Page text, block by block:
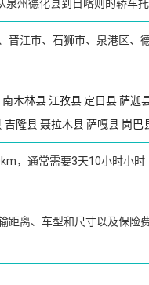
泉州德化县到日喀则的轿车
晋江市、石狮市、泉港区、
南木林县江孜县 定日县萨迦
吉隆县聂拉木县萨嘎县 岗巴
，通常需要3天10小时小时
距离、车型和尺寸以及保险